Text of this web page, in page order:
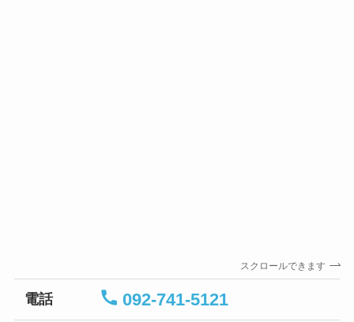
スクロールできます
電話 092-741-5121